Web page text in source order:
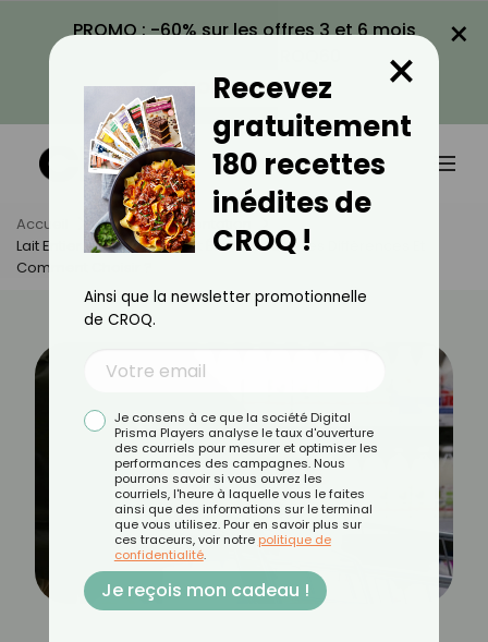
PROMO : -60% sur les offres 3 et 6 mois
VOIR LA PROMO
×
Accueil Actus
Alimentation
Lait Entier, Demi-Écrémé Et Écrémé : Quelles Différences Et
Comment Choisir ?
Recevez
gratuitement
180 recettes
inédites de
CROQ !
×
Ainsi que la newsletter promotionnelle
de CROQ.
Je consens à ce que la société Digital
Prisma Players analyse le taux d'ouverture
des courriels pour mesurer et optimiser les
performances des campagnes. Nous
pourrons savoir si vous ouvrez les
courriels, l'heure à laquelle vous le faites
ainsi que des informations sur le terminal
que vous utilisez. Pour en savoir plus sur
ces traceurs, voir notre politique de
confidentialité.
Je reçois mon cadeau !